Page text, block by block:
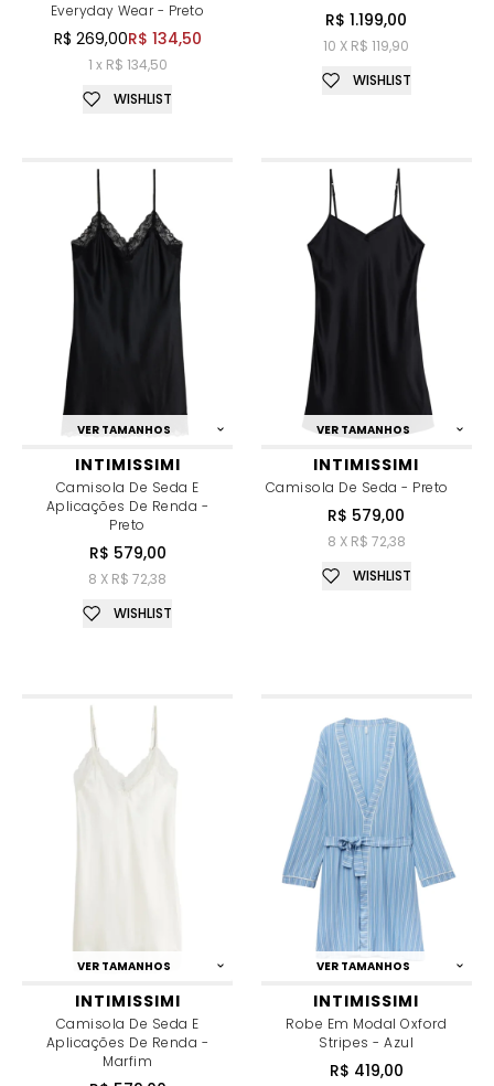
Everyday Wear - Preto
R$ 269,00R$ 134,50
1 x R$ 134,50
WISHLIST
R$ 1.199,00
10 X R$ 119,90
WISHLIST
VER TAMANHOS
INTIMISSIMI
Camisola De Seda E
Aplicações De Renda -
Preto
R$ 579,00
8 X R$ 72,38
WISHLIST
VER TAMANHOS
INTIMISSIMI
Camisola De Seda - Preto
R$ 579,00
8 X R$ 72,38
WISHLIST
VER TAMANHOS
INTIMISSIMI
Camisola De Seda E
Aplicações De Renda -
Marfim
VER TAMANHOS
INTIMISSIMI
Robe Em Modal Oxford
Stripes - Azul
R$ 419,00